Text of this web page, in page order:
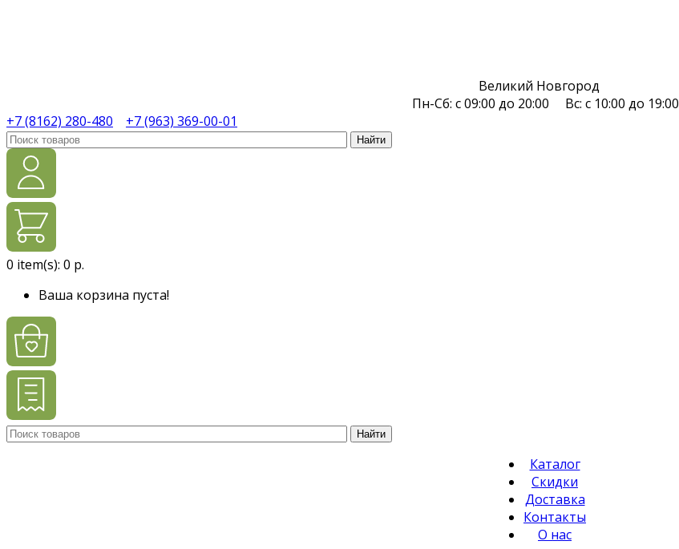
Великий Новгород
Пн-Сб: с 09:00 до 20:00 Вс: с 10:00 до 19:00
+7 (8162) 280-480
+7 (963) 369-00-01
Найти
0 item(s): 0 р.
Ваша корзина пуста!
Найти
Каталог
Скидки
Доставка
Контакты
О нас